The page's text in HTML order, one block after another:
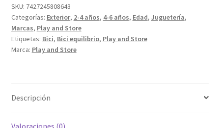
Rosa
cantidad
SKU: 7427245808643
Categorías: Exterior, 2-4 años, 4-6 años, Edad, Juguetería,
Marcas, Play and Store
Etiquetas: Bici, Bici equilibrio, Play and Store
Marca: Play and Store
Descripción
Valoraciones (0)